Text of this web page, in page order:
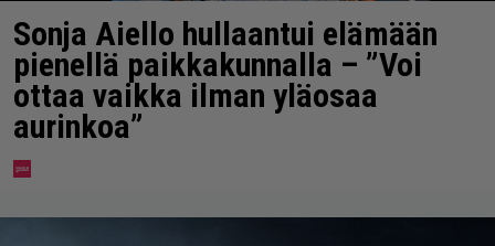
Sonja Aiello hullaantui elämään
pienellä paikkakunnalla – ”Voi
ottaa vaikka ilman yläosaa
aurinkoa”